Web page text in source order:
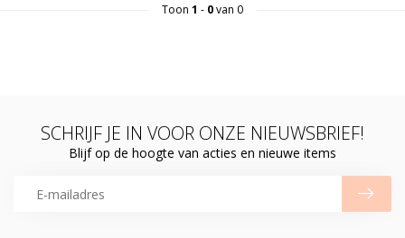
Toon 1 - 0van 0
SCHRIJF JE IN VOOR ONZE NIEUWSBRIEF!
Blijf op de hoogte van acties en nieuwe items